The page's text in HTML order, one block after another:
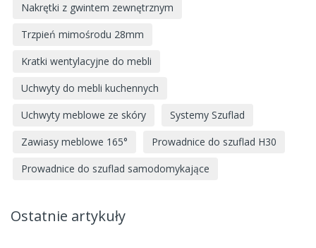
Nakrętki z gwintem zewnętrznym
Trzpień mimośrodu 28mm
Kratki wentylacyjne do mebli
Uchwyty do mebli kuchennych
Uchwyty meblowe ze skóry
Systemy Szuflad
Zawiasy meblowe 165°
Prowadnice do szuflad H30
Prowadnice do szuflad samodomykające
Ostatnie artykuły